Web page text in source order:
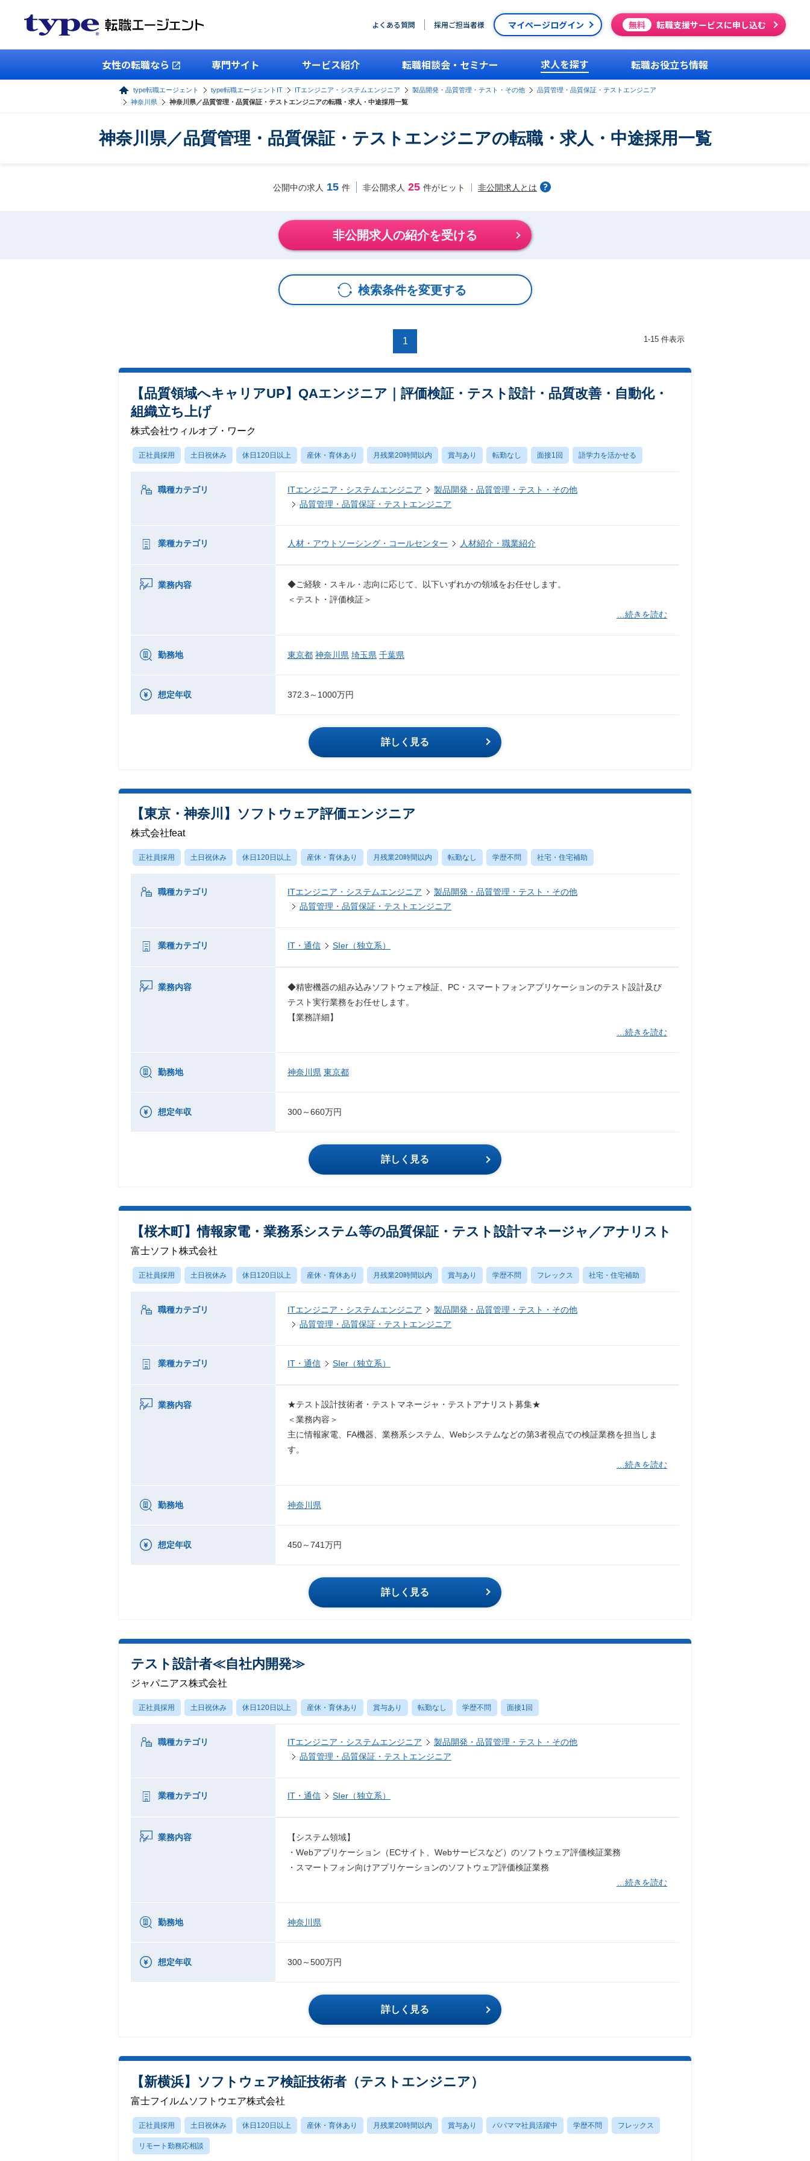
よくある質問 採用ご担当者様 マイページログイン 無料 転職支援サービスに申し込む
女性の転職なら 専門サイト サービス紹介 転職相談会・セミナー 求人を探す 転職お役立ち情報
type転職エージェント type転職エージェントIT ITエンジニア・システムエンジニア 製品開発・品質管理・テスト・その他
品質管理・品質保証・テストエンジニア
神奈川県
神奈川県／品質管理・品質保証・テストエンジニアの転職・求人・中途採用一覧
神奈川県／品質管理・品質保証・テストエンジニアの転職・求人・中途採用一覧
公開中の求人 15 件 非公開求人 25 件がヒット 非公開求人とは
非公開求人の紹介を受ける
検索条件を変更する
1 1-15 件表示
【品質領域へキャリアUP】QAエンジニア｜評価検証・テスト設計・品質改善・自動化・
組織立ち上げ
株式会社ウィルオブ・ワーク
正社員採用 土日祝休み 休日120日以上 産休・育休あり 月残業20時間以内 賞与あり 転勤なし 面接1回 語学力を活かせる
職種カテゴリ ITエンジニア・システムエンジニア
製品開発・品質管理・テスト・その他
品質管理・品質保証・テストエンジニア
業種カテゴリ 人材・アウトソーシング・コールセンター 人材紹介・職業紹介
業務内容
◆ご経験・スキル・志向に応じて、以下いずれかの領域をお任せします。
＜テスト・評価検証＞
…続きを読む
勤務地 東京都 神奈川県 埼玉県 千葉県
想定年収 372.3～1000万円
詳しく見る
【東京・神奈川】ソフトウェア評価エンジニア
株式会社feat
正社員採用 土日祝休み 休日120日以上 産休・育休あり 月残業20時間以内 転勤なし 学歴不問 社宅・住宅補助
職種カテゴリ ITエンジニア・システムエンジニア
製品開発・品質管理・テスト・その他
品質管理・品質保証・テストエンジニア
業種カテゴリ IT・通信 SIer（独立系）
業務内容
◆精密機器の組み込みソフトウェア検証、PC・スマートフォンアプリケーションのテスト設計及び
テスト実行業務をお任せします。
【業務詳細】
…続きを読む
勤務地 神奈川県 東京都
想定年収 300～660万円
詳しく見る
【桜木町】情報家電・業務系システム等の品質保証・テスト設計マネージャ／アナリスト
富士ソフト株式会社
正社員採用 土日祝休み 休日120日以上 産休・育休あり 月残業20時間以内 賞与あり 学歴不問 フレックス 社宅・住宅補助
職種カテゴリ ITエンジニア・システムエンジニア
製品開発・品質管理・テスト・その他
品質管理・品質保証・テストエンジニア
業種カテゴリ IT・通信 SIer（独立系）
業務内容
★テスト設計技術者・テストマネージャ・テストアナリスト募集★
＜業務内容＞
主に情報家電、FA機器、業務系システム、Webシステムなどの第3者視点での検証業務を担当しま
す。
…続きを読む
勤務地 神奈川県
想定年収 450～741万円
詳しく見る
テスト設計者≪自社内開発≫
ジャパニアス株式会社
正社員採用 土日祝休み 休日120日以上 産休・育休あり 賞与あり 転勤なし 学歴不問 面接1回
職種カテゴリ ITエンジニア・システムエンジニア
製品開発・品質管理・テスト・その他
品質管理・品質保証・テストエンジニア
業種カテゴリ IT・通信 SIer（独立系）
業務内容
【システム領域】
・Webアプリケーション（ECサイト、Webサービスなど）のソフトウェア評価検証業務
・スマートフォン向けアプリケーションのソフトウェア評価検証業務
…続きを読む
勤務地 神奈川県
想定年収 300～500万円
詳しく見る
【新横浜】ソフトウェア検証技術者（テストエンジニア）
富士フイルムソフトウエア株式会社
正社員採用 土日祝休み 休日120日以上 産休・育休あり 月残業20時間以内 賞与あり パパママ社員活躍中 学歴不問 フレックス
リモート勤務応相談